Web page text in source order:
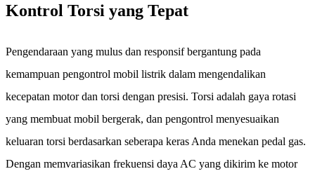
Kontrol Torsi yang Tepat
Pengendaraan yang mulus dan responsif bergantung pada
kemampuan pengontrol mobil listrik dalam mengendalikan
kecepatan motor dan torsi dengan presisi. Torsi adalah gaya rotasi
yang membuat mobil bergerak, dan pengontrol menyesuaikan
keluaran torsi berdasarkan seberapa keras Anda menekan pedal gas.
Dengan memvariasikan frekuensi daya AC yang dikirim ke motor